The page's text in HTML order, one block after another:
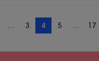
… 3 4 5 … 17